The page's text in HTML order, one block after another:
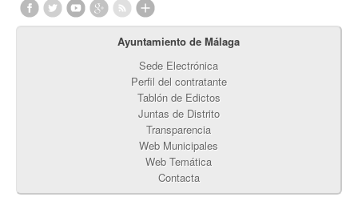
Ayuntamiento de Málaga
Sede Electrónica
Perfil del contratante
Tablón de Edictos
Juntas de Distrito
Transparencia
Web Municipales
Web Temática
Contacta